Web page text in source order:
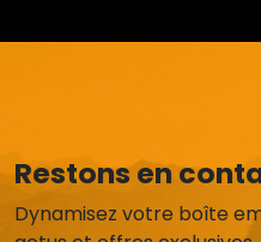
Restons en
Dynamisez votre boîte